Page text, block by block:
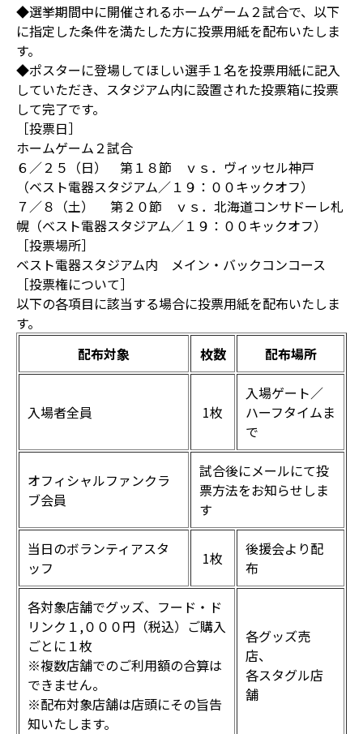
◆選挙期間中に開催されるホームゲーム２試合で、以下
に指定した条件を満たした方に投票用紙を配布いたしま
す。
◆ポスターに登場してほしい選手１名を投票用紙に記入
していただき、スタジアム内に設置された投票箱に投票
して完了です。
［投票日］
ホームゲーム２試合
６／２５（日） 第１８節 ｖｓ．ヴィッセル神戸
（ベスト電器スタジアム／１９：００キックオフ）
７／８（土） 第２０節 ｖｓ．北海道コンサドーレ札
幌（ベスト電器スタジアム／１９：００キックオフ）
［投票場所］
ベスト電器スタジアム内 メイン・バックコンコース
［投票権について］
以下の各項目に該当する場合に投票用紙を配布いたしま
す。
配布対象
枚数 配布場所
入場者全員 1枚
入場ゲート／
ハーフタイムま
で
オフィシャルファンクラ
ブ会員
試合後にメールにて投
票方法をお知らせしま
す
当日のボランティアスタ
ッフ
1枚
後援会より配
布
各対象店舗でグッズ、フード・ド
リンク１,０００円（税込）ご購入
ごとに１枚
※複数店舗でのご利用額の合算は
できません。
※配布対象店舗は店頭にその旨告
知いたします。
各グッズ売
店、
各スタグル店
舗